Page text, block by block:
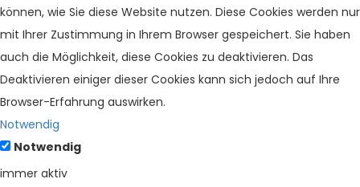
können, wie Sie diese Website nutzen. Diese Cookies werden nur
mit Ihrer Zustimmung in Ihrem Browser gespeichert. Sie haben
auch die Möglichkeit, diese Cookies zu deaktivieren. Das
Deaktivieren einiger dieser Cookies kann sich jedoch auf Ihre
Browser-Erfahrung auswirken.
Notwendig
Notwendig
immer aktiv